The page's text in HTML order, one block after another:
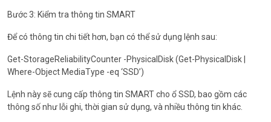
Bước 3: Kiểm tra thông tin SMART
Để có thông tin chi tiết hơn, bạn có thể sử dụng lệnh sau:
Get-StorageReliabilityCounter -PhysicalDisk (Get-PhysicalDisk |
Where-Object MediaType -eq ‘SSD’)
Lệnh này sẽ cung cấp thông tin SMART cho ổ SSD, bao gồm các
thông số như lỗi ghi, thời gian sử dụng, và nhiều thông tin khác.